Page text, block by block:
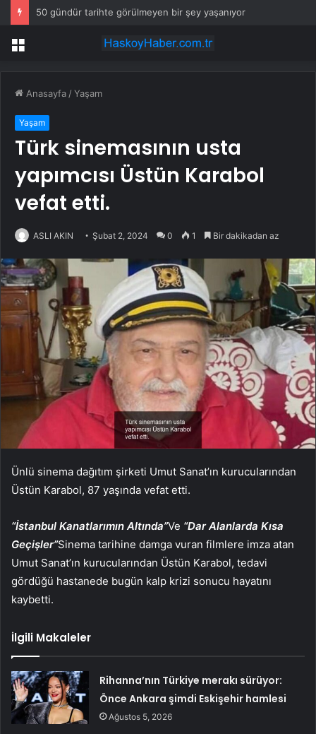
50 gündür tarihte görülmeyen bir şey yaşanıyor
Menü
Anasayfa /Yaşam
Yaşam
Türk sinemasının usta
yapımcısı Üstün Karabol
vefat etti.
ASLI AKIN Şubat 2, 2024 0 1 Bir dakikadan az
Ünlü sinema dağıtım şirketi Umut Sanat’ın kurucularından
Üstün Karabol, 87 yaşında vefat etti.
“İstanbul Kanatlarımın Altında”Ve “Dar Alanlarda Kısa
Geçişler”Sinema tarihine damga vuran filmlere imza atan
Umut Sanat’ın kurucularından Üstün Karabol, tedavi
gördüğü hastanede bugün kalp krizi sonucu hayatını
kaybetti.
İlgili Makaleler
Rihanna’nın Türkiye merakı sürüyor:
Önce Ankara şimdi Eskişehir hamlesi
Ağustos 5, 2026